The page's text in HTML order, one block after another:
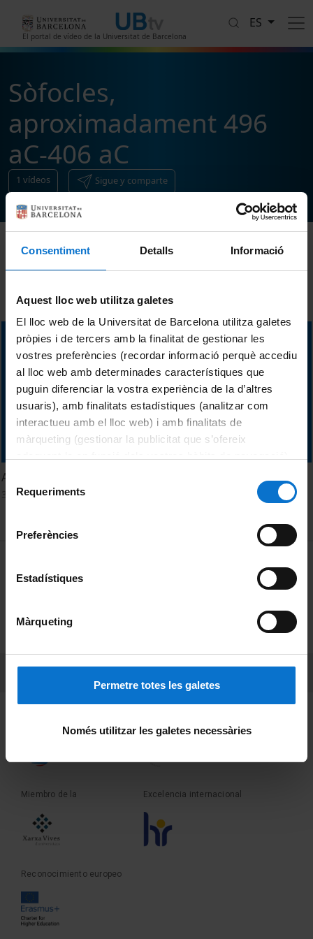
Consentiment Detalls Informació
Aquest lloc web utilitza galetes
El lloc web de la Universitat de Barcelona utilitza galetes
pròpies i de tercers amb la finalitat de gestionar les
vostres preferències (recordar informació perquè accediu
al lloc web amb determinades característiques que
puguin diferenciar la vostra experiència de la d’altres
usuaris), amb finalitats estadístiques (analitzar com
interactueu amb el lloc web) i amb finalitats de
màrqueting (gestionar la publicitat que s’ofereix
consultar laPolítica de galetes del lloc web de la
Selecció
Requeriments
Preferències
Estadístiques
Màrqueting
Permetre totes les galetes
Només utilitzar les galetes necessàries
El portal de vídeo de la Universitat de Barcelona
ES
Sòfocles,
aproximadament 496
aC-406 aC
1 vídeos Sigue y comparte
Antígona - Grup de Teatre Clàssic
30 Julio, 2019
Política de Cookies
Privacidad y términos
PEU 3
Miembro de la Excelencia internacional
Reconocimiento europeo